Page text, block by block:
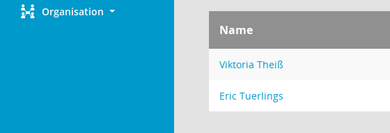
Organisation
Name
Viktoria Theiß
Eric Tuerlings